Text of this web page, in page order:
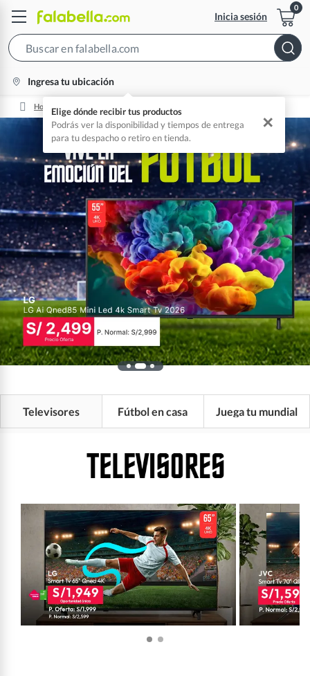
Inicia sesión
location-
Ingresa tu ubicación
Elige dónde recibir tus productos
Podrás ver la disponibilidad y tiempos de entrega
para tu despacho o retiro en tienda.
✕
Home Mundial De Fútbol 2026 ⚽🏆
Televisores Fútbol en casa Juega tu mundial